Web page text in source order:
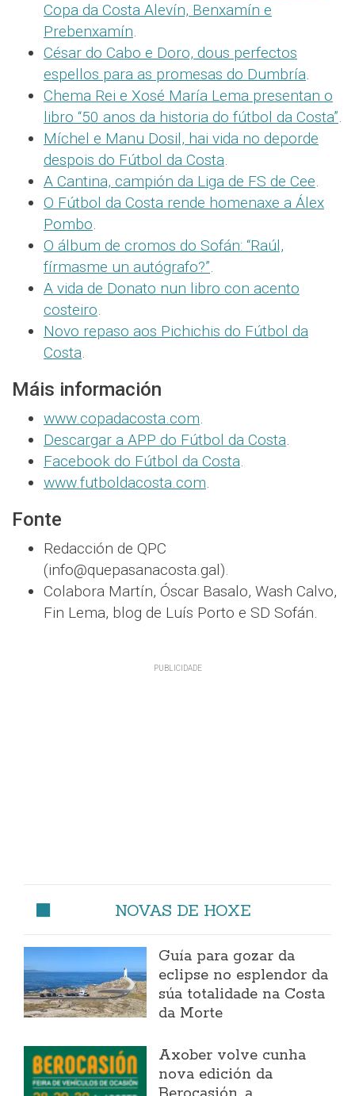
Copa da Costa Alevín, Benxamín e
Prebenxamín.
César do Cabo e Doro, dous perfectos
espellos para as promesas do Dumbría.
Chema Rei e Xosé María Lema presentan o
libro “50 anos da historia do fútbol da Costa”.
Míchel e Manu Dosil, hai vida no deporde
despois do Fútbol da Costa.
A Cantina, campión da Liga de FS de Cee.
O Fútbol da Costa rende homenaxe a Álex
Pombo.
O álbum de cromos do Sofán: “Raúl,
fírmasme un autógrafo?”.
A vida de Donato nun libro con acento
costeiro.
Novo repaso aos Pichichis do Fútbol da
Costa.
Máis información
www.copadacosta.com.
Descargar a APP do Fútbol da Costa.
Facebook do Fútbol da Costa.
www.futboldacosta.com.
Fonte
Redacción de QPC
(info@quepasanacosta.gal).
Colabora Martín, Óscar Basalo, Wash Calvo,
Fin Lema, blog de Luís Porto e SD Sofán.
NOVAS DE HOXE
Guía para gozar da
eclipse no esplendor da
súa totalidade na Costa
da Morte
Axober volve cunha
nova edición da